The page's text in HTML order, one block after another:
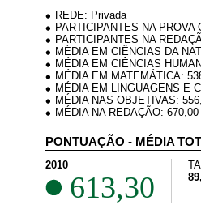
REDE: Privada
PARTICIPANTES NA PROVA
PARTICIPANTES NA
MÉDIA EM CIÊNCIAS DA
MÉDIA EM CIÊNCIAS
MÉDIA EM MATEMÁTICA:
MÉDIA EM LINGUAGENS E
MÉDIA NAS OBJETIVAS:
MÉDIA NA REDAÇÃO: 670,00
PONTUAÇÃO - MÉDIA
2010
613,30